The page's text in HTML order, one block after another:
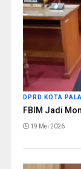
DPRD KOTA
FBIM Jadi
19 Mei 2026